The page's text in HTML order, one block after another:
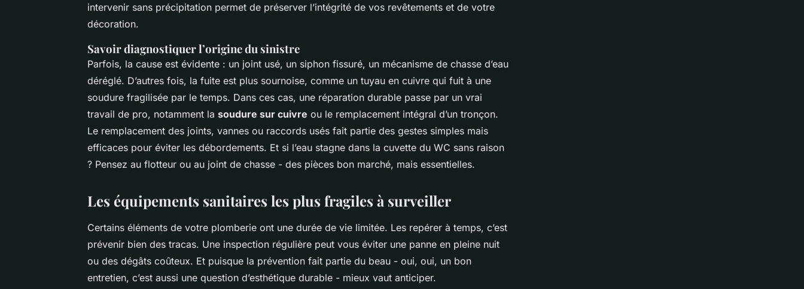
intervenir sans précipitation permet de préserver l’intégrité de vos revêtements et de votre
décoration.
Savoir diagnostiquer l’origine du sinistre
Parfois, la cause est évidente : un joint usé, un siphon fissuré, un mécanisme de chasse d’eau
déréglé. D’autres fois, la fuite est plus sournoise, comme un tuyau en cuivre qui fuit à une
soudure fragilisée par le temps. Dans ces cas, une réparation durable passe par un vrai
travail de pro, notamment la soudure sur cuivre ou le remplacement intégral d’un tronçon.
Le remplacement des joints, vannes ou raccords usés fait partie des gestes simples mais
efficaces pour éviter les débordements. Et si l’eau stagne dans la cuvette du WC sans raison
? Pensez au flotteur ou au joint de chasse - des pièces bon marché, mais essentielles.
Les équipements sanitaires les plus fragiles à surveiller
Certains éléments de votre plomberie ont une durée de vie limitée. Les repérer à temps, c’est
prévenir bien des tracas. Une inspection régulière peut vous éviter une panne en pleine nuit
ou des dégâts coûteux. Et puisque la prévention fait partie du beau - oui, oui, un bon
entretien, c’est aussi une question d’esthétique durable - mieux vaut anticiper.